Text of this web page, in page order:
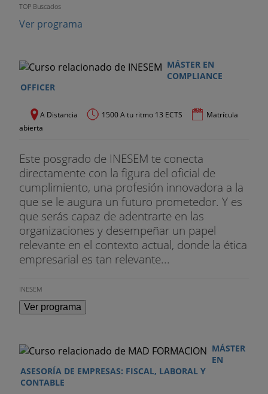
TOP Buscados
Ver programa
MÁSTER EN
COMPLIANCE
OFFICER
A Distancia 1500 A tu ritmo 13 ECTS
Matrícula
abierta
Este posgrado de INESEM te conecta
directamente con la figura del oficial de
cumplimiento, una profesión innovadora a la
que se le augura un futuro prometedor. Y es
que serás capaz de adentrarte en las
organizaciones y desempeñar un papel
relevante en el contexto actual, donde la ética
empresarial es tan relevante...
INESEM
Ver programa
MÁSTER
EN
ASESORÍA DE EMPRESAS: FISCAL, LABORAL Y
CONTABLE